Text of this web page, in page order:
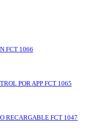
FCT 1066
POR APP FCT 1065
RECARGABLE FCT 1047